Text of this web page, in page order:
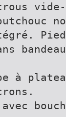
à
avec